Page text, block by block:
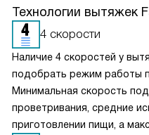
Технологии вытяжек
4 скорости
Наличие 4 скоростей у
подобрать режим работы
Минимальная скорость
проветривания, средние
приготовлении пищи, а